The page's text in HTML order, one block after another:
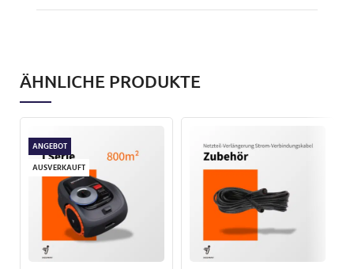
ÄHNLICHE PRODUKTE
ANGEBOT
AUSVERKAUFT